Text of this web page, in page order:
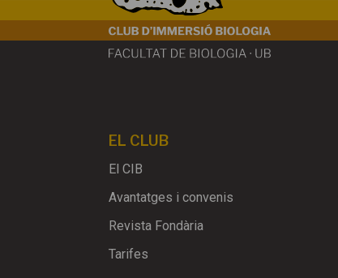
EL CLUB
El CIB
Avantatges i convenis
Revista Fondària
Tarifes